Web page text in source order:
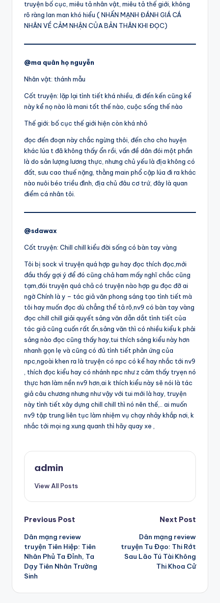
truyện bố cục, miêu tả nhân vật, miêu tả thế giới, không
rõ ràng lan man khó hiểu ( NHẤN MẠNH ĐÁNH GIÁ CÁ
NHÂN VỀ CẢM NHẬN CỦA BẢN THÂN KHI ĐỌC)
@ma quân họ nguyễn
Nhân vật: thánh mẫu
Cốt truyện: lặp lại tình tiết khá nhiều, đi đến kến cũng kể
này kể nọ nào là mani tốt thế nào, cuộc sống thế nào
Thế giới: bố cục thế giới hiện còn khá nhỏ
đọc đến đoạn này chắc ngừng thôi, đến cho cho huyện
khác lúa t đã không thấy ổn rồi, vấn đề dân đói một phần
là do sản lượng lương thực, nhưng chủ yếu là địa không có
đất, sưu cao thuế nặng, thằng main phổ cập lúa đi ra khác
nào nuôi béo triều đình, địa chủ đâu cơ trứ, đây là quan
điểm cá nhân tôi.
@sdawax
Cốt truyện: Chill chill kiểu đời sống có bàn tay vàng
Tôi bị sock vì truyện quá hợp gu hay đọc thích đọc,mới
đầu thấy gợi ý để đó cũng chả ham mấy nghĩ chắc cũng
tạm,đói truyện quá chả có truyện nào hợp gu đọc đỡ ai
ngờ Chính là y – tác giả văn phong sáng tạo tình tiết mà
tôi hay muốn đọc dù chẳng thể tả rõ,nv9 có bàn tay vàng
đọc chill chill giải quyết sảng văn dẫn dắt tình tiết của
tác giả cũng cuốn rất ổn,sảng văn thì có nhiều kiểu k phải
sảng nào đọc cũng thấy hay,tui thích sảng kiểu này hơn
nhanh gọn lẹ và cũng có đủ tình tiết phản ứng của
npc,ngoài khen ra là truyện có npc có kể hay nhắc tới nv9
, thích đọc kiểu hay có nhánh npc như z cảm thấy tryẹn nó
thực hơn làm nền nv9 hơn,ai k thích kiểu này sẽ nói là tác
giả câu chương nhưng như vậy với tui mới là hay, truyện
này tình tiết xây dựng chill chill thì nó nên thế,.. ai muốn
nv9 tập trung liên tục làm nhiệm vụ chạy nhảy khắp nơi, k
nhắc tới mọi ng xung quanh thì hãy quay xe ,
admin
View All Posts
Post
navigation
Previous Post
Dân mạng review
truyện Tiên Hiệp: Tiên
Nhân Phủ Ta Đỉnh, Ta
Dạy Tiên Nhân Trường
Sinh
Next Post
Dân mạng review
truyện Tu Đạo: Thi Rớt
Sau Lão Tú Tài Không
Thi Khoa Cử